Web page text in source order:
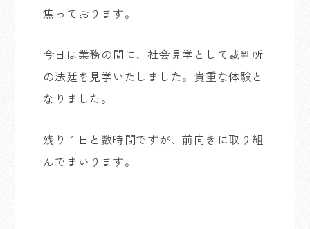
焦っております。
今日は業務の間に、社会見学として裁判所
の法廷を見学いたしました。貴重な体験と
なりました。
残り１日と数時間ですが、前向きに取り組
んでまいります。